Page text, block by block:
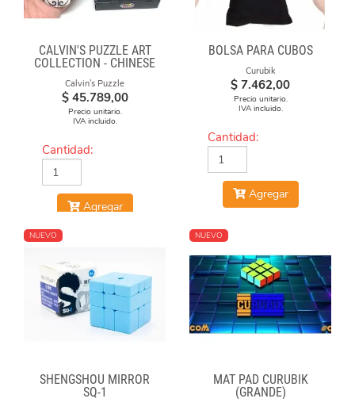
CALVIN'S PUZZLE ART
COLLECTION - CHINESE
OPERA FACE-OFF CUBE
(BLACK & WHITE MASKS)
Calvin's Puzzle
$ 45.789,00
Precio unitario.
IVA incluido.
Cantidad:
Agregar
BOLSA PARA CUBOS
Curubik
$ 7.462,00
Precio unitario.
IVA incluido.
Cantidad:
Agregar
NUEVO
SHENGSHOU MIRROR
SQ-1
NUEVO
MAT PAD CURUBIK
(GRANDE)